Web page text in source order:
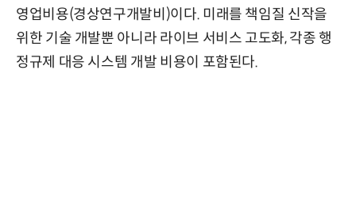
영업비용(경상연구개발비)이다. 미래를 책임질 신작을
위한 기술 개발뿐 아니라 라이브 서비스 고도화, 각종 행
정규제 대응 시스템 개발 비용이 포함된다.